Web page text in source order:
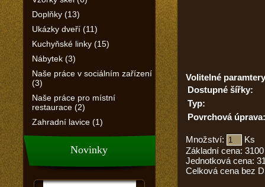
Doplňky (13)
Ukázky dveří (11)
Kuchyňské linky (15)
Nábytek (3)
Naše práce v sociálním zařízení
(3)
Naše práce pro místní
restaurace (2)
Zahradní lavice (1)
Novinky
Volitelné
Dostupné šířky:
Typ:
Povrchová úprava:
Množství:
Ks
Základní cena: 3100
Jednotková cena:
Celková cena bez